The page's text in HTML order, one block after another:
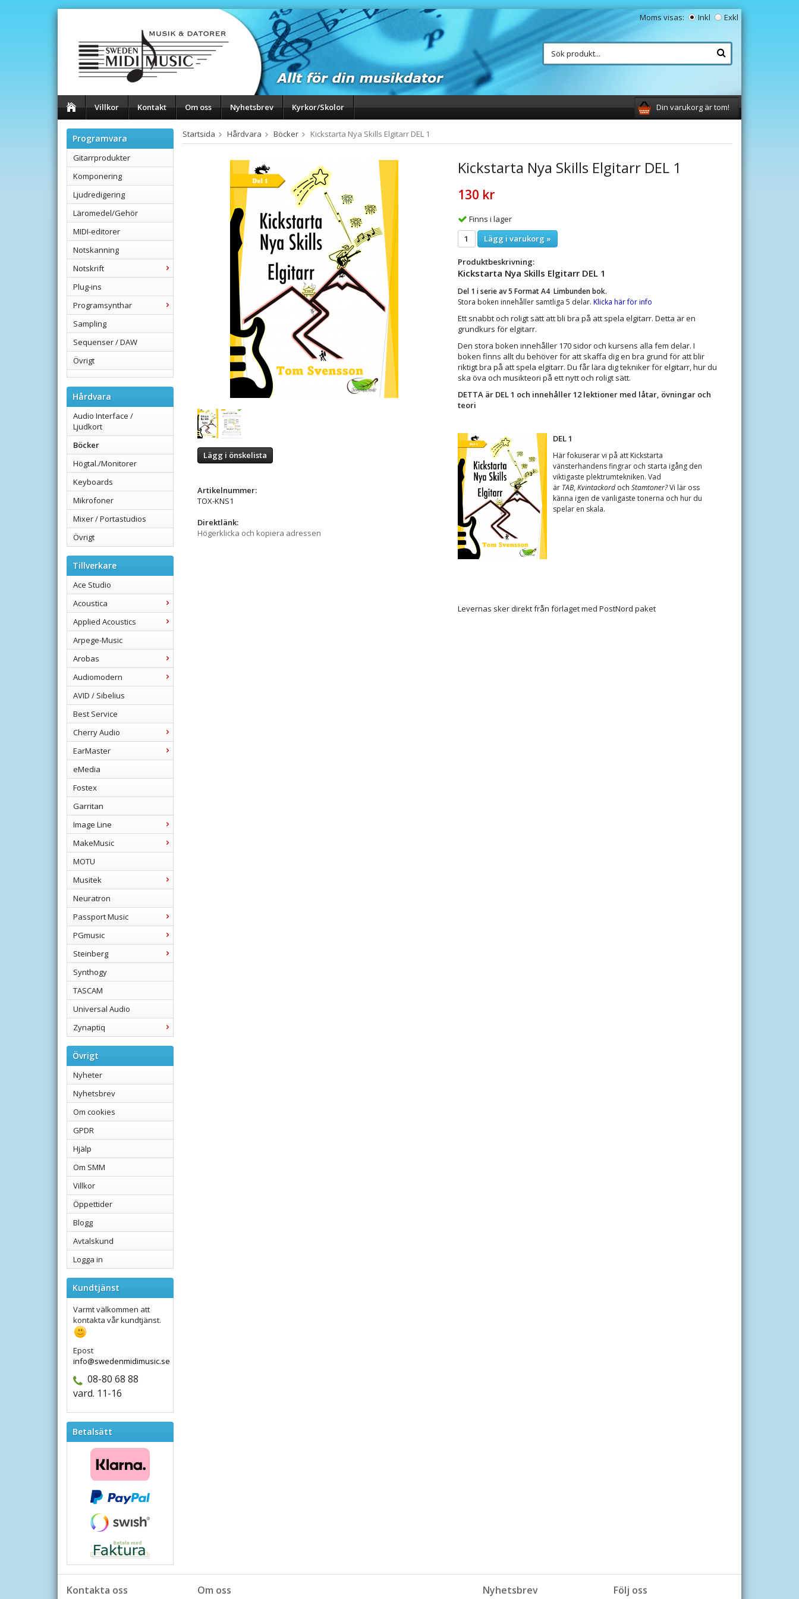
Moms visas: Inkl Exkl
Villkor Kontakt Om oss Nyhetsbrev Kyrkor/Skolor Din varukorg är tom!
Programvara
Gitarrprodukter
Komponering
Ljudredigering
Läromedel/Gehör
MIDI-editorer
Notskanning
Notskrift
Plug-ins
Programsynthar
Sampling
Sequenser / DAW
Övrigt
Hårdvara
Audio Interface /
Ljudkort
Böcker
Högtal./Monitorer
Keyboards
Mikrofoner
Mixer / Portastudios
Övrigt
Tillverkare
Ace Studio
Acoustica
Applied Acoustics
Arpege-Music
Arobas
Audiomodern
AVID / Sibelius
Best Service
Cherry Audio
EarMaster
eMedia
Fostex
Garritan
Image Line
MakeMusic
MOTU
Musitek
Neuratron
Passport Music
PGmusic
Steinberg
Synthogy
TASCAM
Universal Audio
Zynaptiq
Övrigt
Nyheter
Nyhetsbrev
Om cookies
GPDR
Hjälp
Om SMM
Villkor
Öppettider
Blogg
Avtalskund
Logga in
Kundtjänst
Varmt välkommen att
kontakta vår kundtjänst.
Epost
info@swedenmidimusic.se
08-80 68 88
vard. 11-16
Betalsätt
Startsida Hårdvara Böcker Kickstarta Nya Skills Elgitarr DEL 1
Kickstarta Nya Skills Elgitarr DEL 1
130 kr
Finns i lager
Lägg i varukorg »
Produktbeskrivning:
Kickstarta Nya Skills Elgitarr DEL 1
Del 1 i serie av 5 Format A4 Limbunden bok.
Stora boken innehåller samtliga 5 delar. Klicka här för info
Ett snabbt och roligt sätt att bli bra på att spela elgitarr. Detta är en
grundkurs för elgitarr.
Den stora boken innehåller 170 sidor och kursens alla fem delar. I
boken finns allt du behöver för att skaffa dig en bra grund för att blir
riktigt bra på att spela elgitarr. Du får lära dig tekniker för elgitarr, hur du
ska öva och musikteori på ett nytt och roligt sätt.
DETTA är DEL 1 och innehåller 12 lektioner med låtar, övningar och
teori
DEL 1
Här fokuserar vi på att Kickstarta
vänsterhandens fingrar och starta igång den
viktigaste plektrumtekniken. Vad
är TAB, Kvintackordoch Stamtoner?Vi lär oss
känna igen de vanligaste tonerna och hur du
spelar en skala.
Levernas sker direkt från förlaget med PostNord paket
Lägg i önskelista
Artikelnummer:
TOX-KNS1
Direktlänk:
Högerklicka och kopiera adressen
Kontakta oss Följ oss
Nyhetsbrev
Om oss